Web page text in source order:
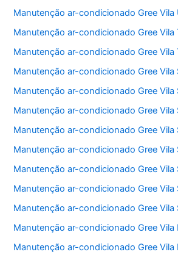
Manutenção ar-condicionado Gree Vila
Manutenção ar-condicionado Gree Vila
Manutenção ar-condicionado Gree Vila
Manutenção ar-condicionado Gree Vila
Manutenção ar-condicionado Gree Vila
Manutenção ar-condicionado Gree Vila
Manutenção ar-condicionado Gree Vila
Manutenção ar-condicionado Gree Vila
Manutenção ar-condicionado Gree Vila
Manutenção ar-condicionado Gree Vila
Manutenção ar-condicionado Gree Vila
Manutenção ar-condicionado Gree Vila
Manutenção ar-condicionado Gree Vila